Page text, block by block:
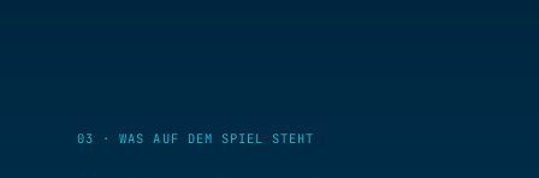
03 · WAS AUF DEM SPIEL STEHT